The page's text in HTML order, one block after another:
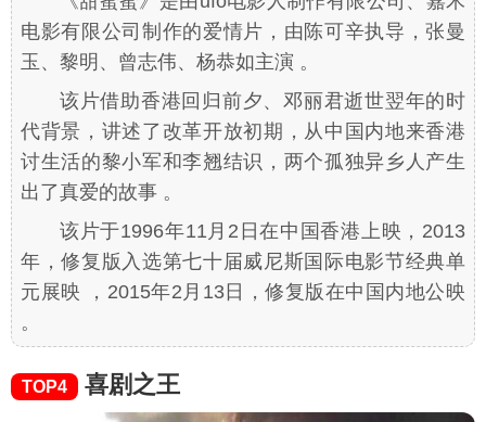
电影有限公司制作的爱情片，由陈可辛执导，张曼
玉、黎明、曾志伟、杨恭如主演 。
该片借助香港回归前夕、邓丽君逝世翌年的时
代背景，讲述了改革开放初期，从中国内地来香港
讨生活的黎小军和李翘结识，两个孤独异乡人产生
出了真爱的故事 。
该片于1996年11月2日在中国香港上映，2013
年，修复版入选第七十届威尼斯国际电影节经典单
元展映 ，2015年2月13日，修复版在中国内地公映
。
TOP4 喜剧之王